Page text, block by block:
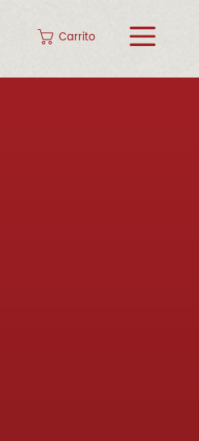
Carrito